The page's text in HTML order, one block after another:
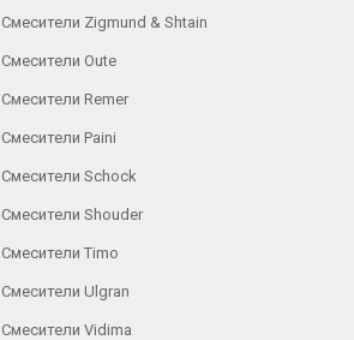
Смесители Zigmund & Shtain
Смесители Oute
Смесители Remer
Смесители Paini
Смесители Schock
Смесители Shouder
Смесители Timo
Смесители Ulgran
Смесители Vidima